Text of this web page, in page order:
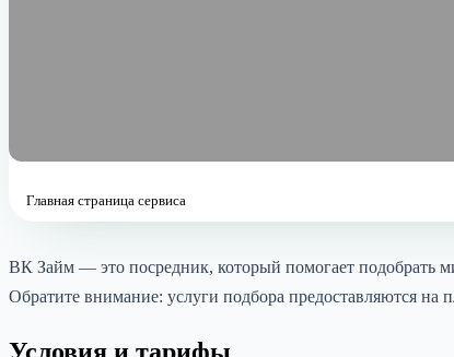
Главная страница сервиса
ВК Займ — это посредник, который помогает подобрать
Обратите внимание: услуги подбора предоставляются на
Условия и тарифы